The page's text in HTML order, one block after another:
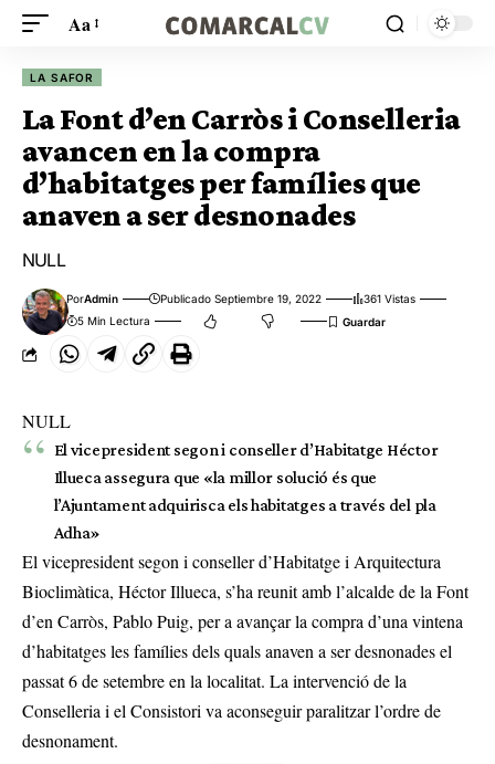
Aa
LA SAFOR
La Font d’en Carròs i Conselleria
avancen en la compra
d’habitatges per famílies que
anaven a ser desnonades
NULL
PorAdmin Publicado Septiembre 19, 2022
361 Vistas
5 Min Lectura
NULL
El vicepresident segon i conseller d’Habitatge Héctor
Illueca assegura que «la millor solució és que
l’Ajuntament adquirisca els habitatges a través del pla
Adha»
El vicepresident segon i conseller d’Habitatge i Arquitectura
Bioclimàtica, Héctor Illueca, s’ha reunit amb l’alcalde de la Font
d’en Carròs, Pablo Puig, per a avançar la compra d’una vintena
d’habitatges les famílies dels quals anaven a ser desnonades el
passat 6 de setembre en la localitat. La intervenció de la
Conselleria i el Consistori va aconseguir paralitzar l’ordre de
desnonament.